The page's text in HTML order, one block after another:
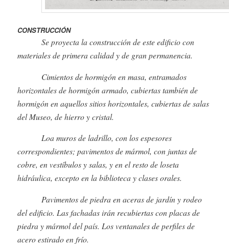
CONSTRUCCIÓN
Se proyecta la construcción de este edificio con
materiales de primera calidad y de gran permanencia.
Cimientos de hormigón en masa, entramados
horizontales de hormigón armado, cubiertas también de
hormigón en aquellos sitios horizontales, cubiertas de salas
del Museo, de hierro y cristal.
Loa muros de ladrillo, con los espesores
correspondientes; pavimentos de mármol, con juntas de
cobre, en vestíbulos y salas, y en el resto de loseta
hidráulica, excepto en la biblioteca y clases orales.
Pavimentos de piedra en aceras de jardín y rodeo
del edificio. Las fachadas irán recubiertas con placas de
piedra y mármol del país. Los ventanales de perfiles de
acero estirado en frío.